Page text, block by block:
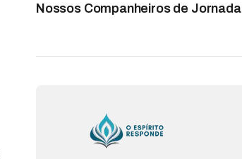
Nossos Companheiros de Jornada